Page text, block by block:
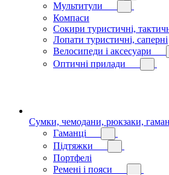
Мультитули
Компаси
Сокири туристичні,
Лопати туристичні, саперні
Велосипеди і аксесуари
Оптичні прилади
Сумки, чемодани, рюкзаки,
Гаманці
Підтяжки
Портфелі
Ремені і пояси